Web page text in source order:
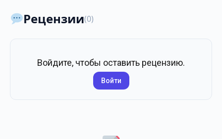
Рецензии(0)
Войдите, чтобы оставить рецензию.
Войти